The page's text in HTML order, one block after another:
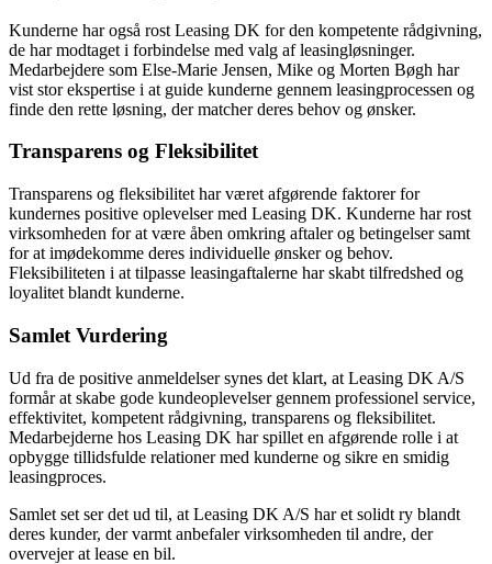
Kunderne har også rost Leasing DK for den kompetente rådgivning,
de har modtaget i forbindelse med valg af leasingløsninger.
Medarbejdere som Else-Marie Jensen, Mike og Morten Bøgh har
vist stor ekspertise i at guide kunderne gennem leasingprocessen og
finde den rette løsning, der matcher deres behov og ønsker.
Transparens og Fleksibilitet
Transparens og fleksibilitet har været afgørende faktorer for
kundernes positive oplevelser med Leasing DK. Kunderne har rost
virksomheden for at være åben omkring aftaler og betingelser samt
for at imødekomme deres individuelle ønsker og behov.
Fleksibiliteten i at tilpasse leasingaftalerne har skabt tilfredshed og
loyalitet blandt kunderne.
Samlet Vurdering
Ud fra de positive anmeldelser synes det klart, at Leasing DK A/S
formår at skabe gode kundeoplevelser gennem professionel service,
effektivitet, kompetent rådgivning, transparens og fleksibilitet.
Medarbejderne hos Leasing DK har spillet en afgørende rolle i at
opbygge tillidsfulde relationer med kunderne og sikre en smidig
leasingproces.
Samlet set ser det ud til, at Leasing DK A/S har et solidt ry blandt
deres kunder, der varmt anbefaler virksomheden til andre, der
overvejer at lease en bil.